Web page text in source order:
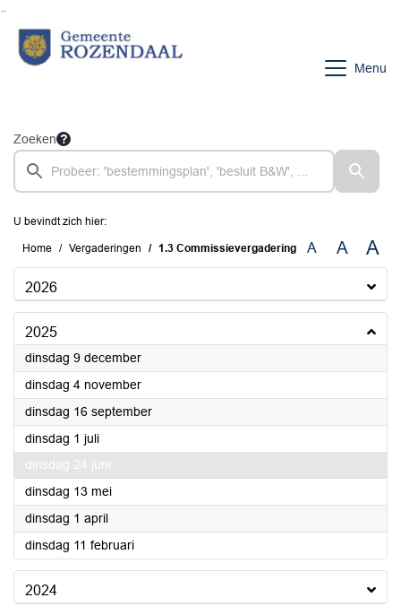
Menu
Zoeken
U bevindt zich hier:
Home Vergaderingen 1.3 Commissievergadering A A A
2026
2025
dinsdag 9 december2025
dinsdag 4 november2025
dinsdag 16 september2025
dinsdag 1 juli2025
dinsdag 24 juni
dinsdag 13 mei2025
dinsdag 1 april2025
dinsdag 11 februari2025
2024